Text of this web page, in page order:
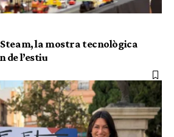
la mostra tecnològica
de l’estiu